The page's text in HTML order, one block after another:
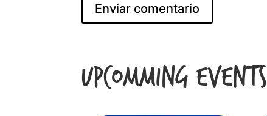
Upcomming Events